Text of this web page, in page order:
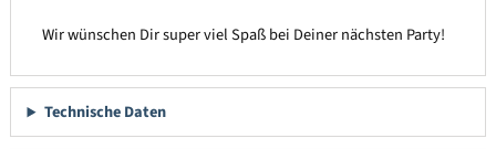
Wir wünschen Dir super viel Spaß bei Deiner nächsten Party!
Technische Daten